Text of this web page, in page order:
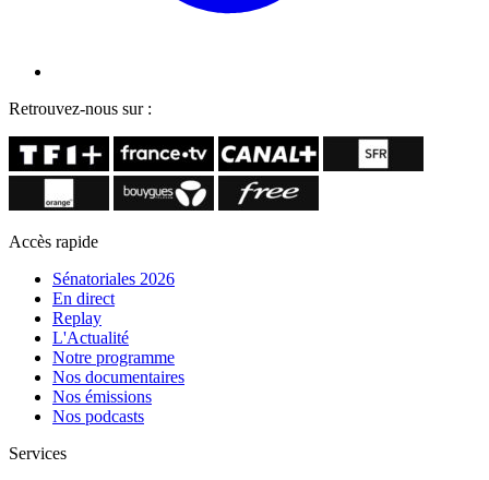
Retrouvez-nous sur :
Accès rapide
Sénatoriales 2026
En direct
Replay
L'Actualité
Notre programme
Nos documentaires
Nos émissions
Nos podcasts
Services